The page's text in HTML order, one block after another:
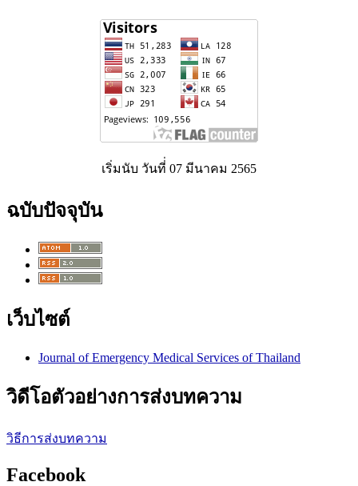
เริ่มนับ วันที่่ 07 มีนาคม 2565
ฉบับปัจจุบัน
เว็บไซต์
Journal of Emergency Medical Services of Thailand
วิดีโอตัวอย่างการส่งบทความ
วิธีการส่งบทความ
Facebook